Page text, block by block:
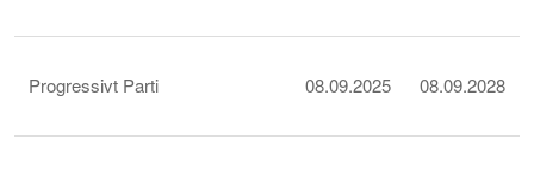
Progressivt Parti 08.09.2025 08.09.2028